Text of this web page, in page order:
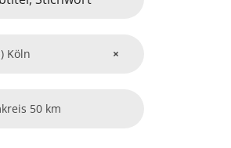
×
Köln
50 km